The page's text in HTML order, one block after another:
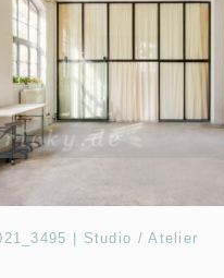
| Studio / Atelier